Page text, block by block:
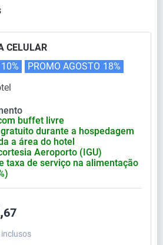
CELULAR
10% PROMO AGOSTO 18%
buffet livre
durante a hospedagem
a área do hotel
Aeroporto (IGU)
taxa de serviço na alimentação
67